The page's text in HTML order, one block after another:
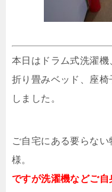
本日はドラム式洗濯機
折り畳みベッド、座
しました。
ご自宅にある要らな
様。
ですが洗濯機などご